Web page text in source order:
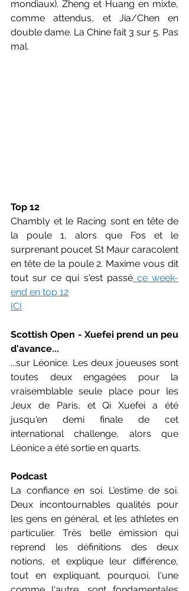
mondiaux). Zheng et Huang en mixte,
comme attendus, et Jia/Chen en
double dame. La Chine fait 3 sur 5. Pas
mal.
Top 12
Chambly et le Racing sont en tête de
la poule 1, alors que Fos et le
surprenant poucet St Maur caracolent
en tête de la poule 2. Maxime vous dit
tout sur ce qui s'est passé ce week-
end en top 12
ICI
Scottish Open - Xuefei prend un peu
d'avance...
...sur Léonice. Les deux joueuses sont
toutes deux engagées pour la
vraisemblable seule place pour les
Jeux de Paris, et Qi Xuefei a été
jusqu'en demi finale de cet
international challenge, alors que
Léonice a été sortie en quarts.
Podcast
La confiance en soi. L'estime de soi.
Deux incontournables qualités pour
les gens en général, et les athletes en
particulier. Très belle émission qui
reprend les définitions des deux
notions, et explique leur différence,
tout en expliquant, pourquoi, l'une